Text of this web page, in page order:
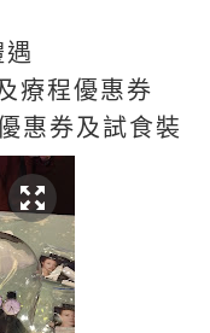
遇
療程優惠券
惠券及試食裝